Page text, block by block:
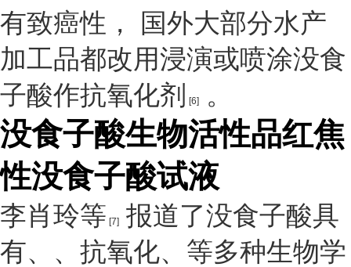
有致癌性， 国外大部分水产
加工品都改用浸演或喷涂没食
子酸作抗氧化剂
[6] 。
没食子酸生物活性品红焦
性没食子酸试液
李肖玲等 [7]
报道了没食子酸具
有、、抗氧化、等多种生物学